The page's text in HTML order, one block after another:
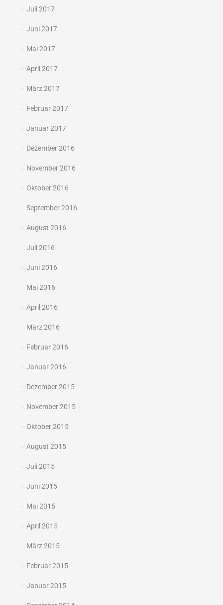
Juli 2017
Juni 2017
Mai 2017
April 2017
März 2017
Februar 2017
Januar 2017
Dezember 2016
November 2016
Oktober 2016
September 2016
August 2016
Juli 2016
Juni 2016
Mai 2016
April 2016
März 2016
Februar 2016
Januar 2016
Dezember 2015
November 2015
Oktober 2015
August 2015
Juli 2015
Juni 2015
Mai 2015
April 2015
März 2015
Februar 2015
Januar 2015